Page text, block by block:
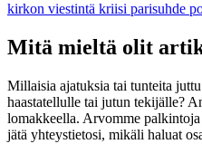
kirkon viestintä kriisi parisuhde
Mitä mieltä olit
Millaisia ajatuksia tai tunteita
haastatellulle tai jutun tekijälle?
lomakkeella. Arvomme
jätä yhteystietosi, mikäli haluat